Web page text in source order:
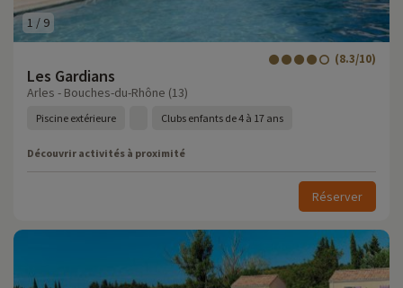
1 / 9
Les Gardians
(8.3/10)
Arles - Bouches-du-Rhône (13)
Piscine extérieure Clubs enfants de 4 à 17 ans
Découvrir activités à proximité
Réserver